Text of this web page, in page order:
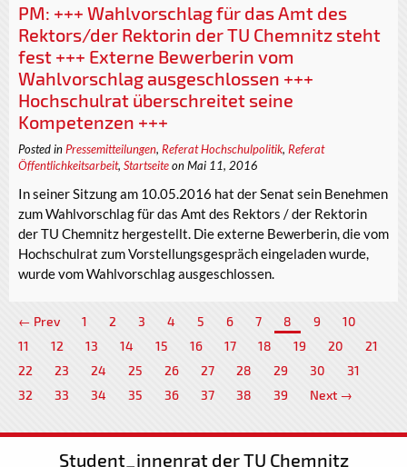
PM: +++ Wahlvorschlag für das Amt des
Rektors/der Rektorin der TU Chemnitz steht
fest +++ Externe Bewerberin vom
Wahlvorschlag ausgeschlossen +++
Hochschulrat überschreitet seine
Kompetenzen +++
Posted in Pressemitteilungen, Referat Hochschulpolitik, Referat
Öffentlichkeitsarbeit, Startseiteon Mai 11, 2016
In seiner Sitzung am 10.05.2016 hat der Senat sein Benehmen
zum Wahlvorschlag für das Amt des Rektors / der Rektorin
der TU Chemnitz hergestellt. Die externe Bewerberin, die vom
Hochschulrat zum Vorstellungsgespräch eingeladen wurde,
wurde vom Wahlvorschlag ausgeschlossen.
← Prev 1 2 3 4 5 6 7 8 9
10
11
12 13 14 15 16 17 18 19 20
21
22
23 24 25 26 27 28 29 30
31
32
33 34 35 36 37 38 39 Next →
Student_innenrat der TU Chemnitz